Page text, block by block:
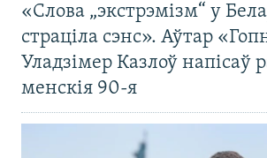
«Слова „экстрэмізм“ у
страціла сэнс». Аўтар
Уладзімер Казлоў напісаў
менскія 90-я